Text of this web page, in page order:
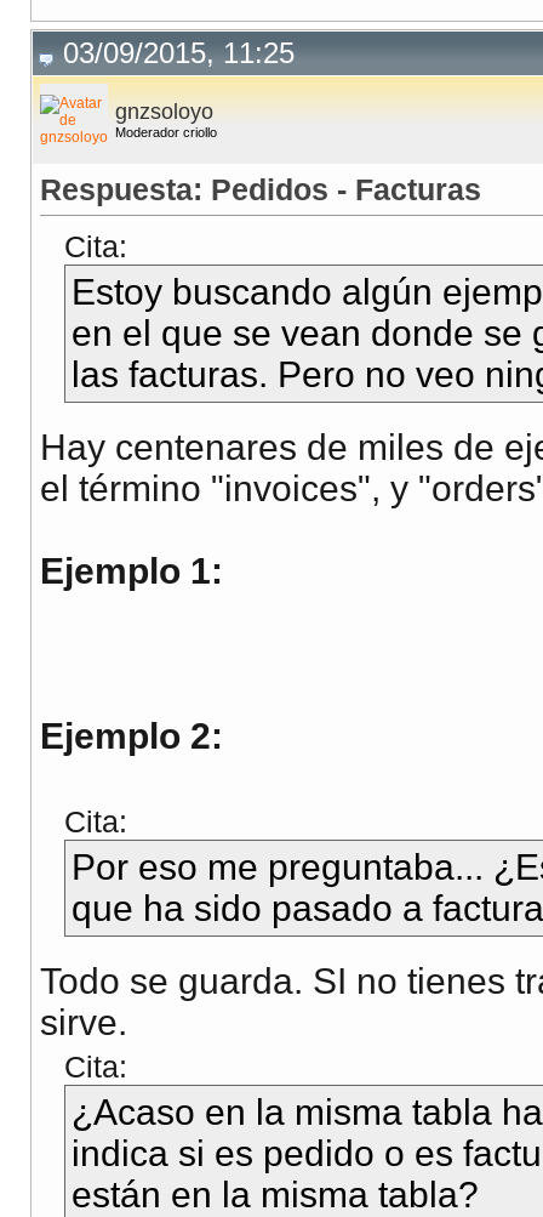
03/09/2015, 11:25
gnzsoloyo
Moderador criollo
Respuesta: Pedidos - Facturas
Cita:
Estoy buscando algún
en el que se vean donde se
las facturas. Pero no veo
Hay centenares de miles de
el término "invoices", y
Ejemplo 1:
Ejemplo 2:
Cita:
Por eso me preguntaba...
que ha sido pasado a
Todo se guarda. SI no tienes
sirve.
Cita:
¿Acaso en la misma tabla
indica si es pedido o es
están en la misma tabla?